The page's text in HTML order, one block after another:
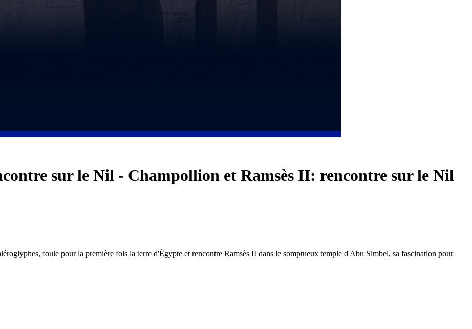
sur le Nil - Champollion et Ramsès II: rencontre sur le Nil
foule pour la première fois la terre d'Égypte et rencontre Ramsès II dans le somptueux temple d'Abu Simbel, sa fascination pour